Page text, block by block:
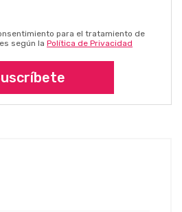
para el tratamiento de
según la Política de Privacidad